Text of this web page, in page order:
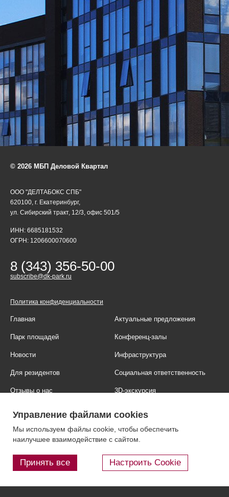
© 2026 МБП Деловой Квартал
ООО "ДЕЛТАБОКС СПБ"
620100, г. Екатеринбург,
ул. Сибирский тракт, 12/3, офис 501/5
ИНН: 6685181532
ОГРН: 1206600070600
8 (343) 356-50-00
subscribe@dk-park.ru
Политика конфиденциальности
Главная Актуальные предложения
Парк площадей Конференц-залы
Новости Инфраструктура
Для резидентов Социальная ответственность
Отзывы о нас 3D-экскурсия
Контакты Блог
Управление файлами cookies
Мы используем файлы cookie, чтобы обеспечить
наилучшее взаимодействие с сайтом.
Принять все Настроить Cookie